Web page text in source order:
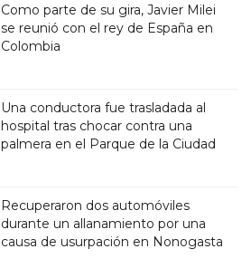
Como parte de su gira, Javier Milei
se reunió con el rey de España en
Colombia
Una conductora fue trasladada al
hospital tras chocar contra una
palmera en el Parque de la Ciudad
Recuperaron dos automóviles
durante un allanamiento por una
causa de usurpación en Nonogasta